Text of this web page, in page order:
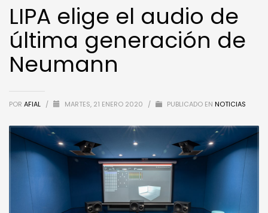
LIPA elige el audio de
última generación de
Neumann
POR AFIAL / MARTES, 21 ENERO 2020 / PUBLICADO EN NOTICIAS